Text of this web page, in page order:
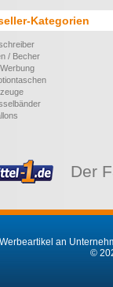
Kategorien
/ Becher
Der
an
©